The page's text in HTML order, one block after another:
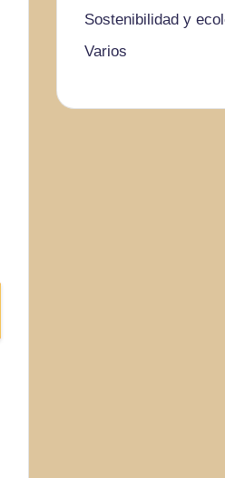
Sostenibilidad y
Varios